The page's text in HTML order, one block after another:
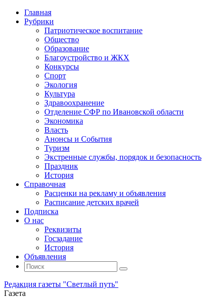
Главная
Рубрики
Патриотическое воспитание
Общество
Образование
Благоустройство и ЖКХ
Конкурсы
Спорт
Экология
Культура
Здравоохранение
Отделение СФР по Ивановской области
Экономика
Власть
Анонсы и События
Туризм
Экстренные службы, порядок и безопасность
Праздник
История
Справочная
Расценки на рекламу и объявления
Расписание детских врачей
Подписка
О нас
Реквизиты
Госзадание
История
Объявления
Поиск
Искать:
Поиск
Редакция газеты "Светлый путь"
Газета